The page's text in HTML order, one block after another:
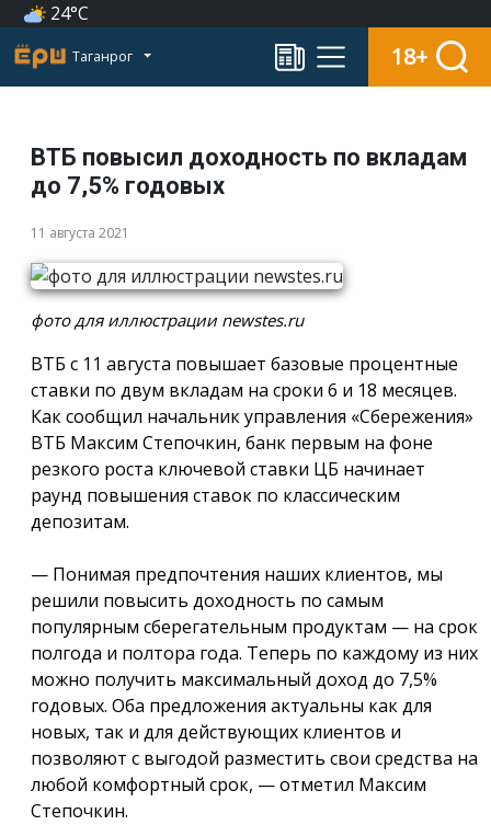
24°C
Таганрог 18+
ВТБ повысил доходность по вкладам
до 7,5% годовых
11 августа 2021
фото для иллюстрации newstes.ru
ВТБ с 11 августа повышает базовые процентные
ставки по двум вкладам на сроки 6 и 18 месяцев.
Как сообщил начальник управления «Сбережения»
ВТБ Максим Степочкин, банк первым на фоне
резкого роста ключевой ставки ЦБ начинает
раунд повышения ставок по классическим
депозитам.
— Понимая предпочтения наших клиентов, мы
решили повысить доходность по самым
популярным сберегательным продуктам — на срок
полгода и полтора года. Теперь по каждому из них
можно получить максимальный доход до 7,5%
годовых. Оба предложения актуальны как для
новых, так и для действующих клиентов и
позволяют с выгодой разместить свои средства на
любой комфортный срок, — отметил Максим
Степочкин.